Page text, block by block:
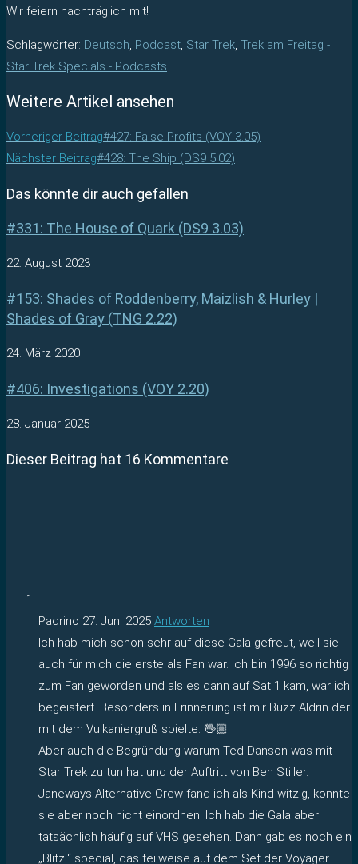
Wir feiern nachträglich mit!
Schlagwörter: Deutsch, Podcast, Star Trek, Trek am Freitag -
Star Trek Specials - Podcasts
Weitere Artikel ansehen
Vorheriger Beitrag#427: False Profits (VOY 3.05)
Nächster Beitrag#428: The Ship (DS9 5.02)
Das könnte dir auch gefallen
#331: The House of Quark (DS9 3.03)
22. August 2023
#153: Shades of Roddenberry, Maizlish & Hurley |
Shades of Gray (TNG 2.22)
24. März 2020
#406: Investigations (VOY 2.20)
28. Januar 2025
Dieser Beitrag hat 16 Kommentare
Padrino 27. Juni 2025 Antworten
Ich hab mich schon sehr auf diese Gala gefreut, weil sie
auch für mich die erste als Fan war. Ich bin 1996 so richtig
zum Fan geworden und als es dann auf Sat 1 kam, war ich
begeistert. Besonders in Erinnerung ist mir Buzz Aldrin der
mit dem Vulkaniergruß spielte. 🖖🏼
Aber auch die Begründung warum Ted Danson was mit
Star Trek zu tun hat und der Auftritt von Ben Stiller.
Janeways Alternative Crew fand ich als Kind witzig, konnte
sie aber noch nicht einordnen. Ich hab die Gala aber
tatsächlich häufig auf VHS gesehen. Dann gab es noch ein
„Blitz!“ special, das teilweise auf dem Set der Voyager